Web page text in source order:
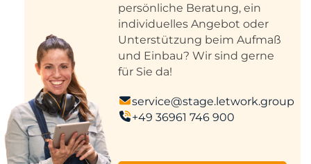
persönliche Beratung, ein
individuelles Angebot oder
Unterstützung beim Aufmaß
und Einbau? Wir sind gerne
für Sie da!
service@stage.letwork.group
+49 36961 746 900